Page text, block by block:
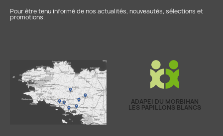
Pour être tenu informé de nos actualités, nouveautés, sélections et
promotions.
ADAPEI DU MORBIHAN
LES PAPILLONS BLANCS